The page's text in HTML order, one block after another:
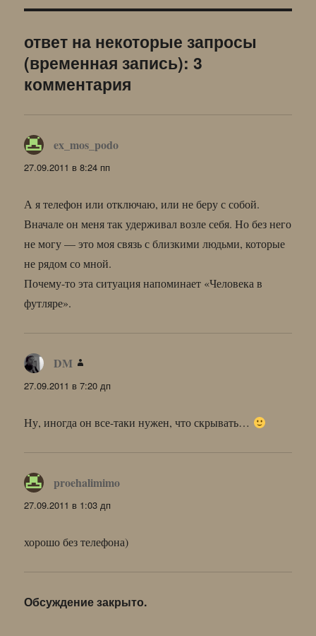
ответ на некоторые запросы
(временная запись): 3
комментария
ex_mos_podo
27.09.2011 в 8:24 пп
А я телефон или отключаю, или не беру с собой.
Вначале он меня так удерживал возле себя. Но без него
не могу — это моя связь с близкими людьми, которые
не рядом со мной.
Почему-то эта ситуация напоминает «Человека в
футляре».
DM
27.09.2011 в 7:20 дп
Ну, иногда он все-таки нужен, что скрывать…
proehalimimo
27.09.2011 в 1:03 дп
хорошо без телефона)
Обсуждение закрыто.